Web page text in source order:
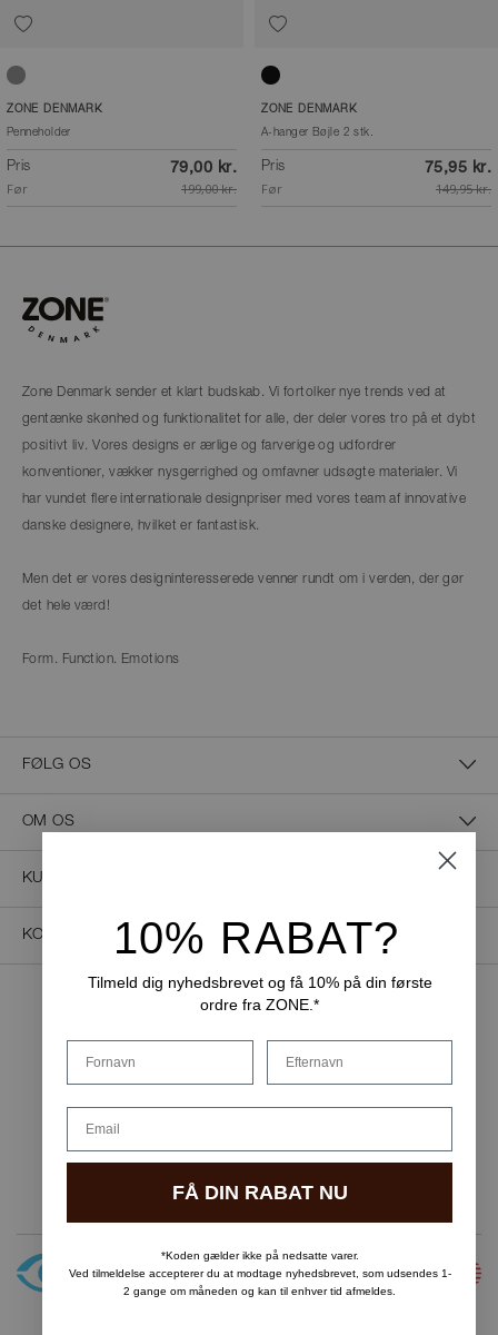
Pebble grey
ZONE DENMARK
Penneholder
Pris 79,00 kr.
Før 199,00 kr.
Black
ZONE DENMARK
A-hanger Bøjle 2 stk.
Pris 75,95 kr.
Før 149,95 kr.
Zone Denmark sender et klart budskab. Vi fortolker nye trends ved at
gentænke skønhed og funktionalitet for alle, der deler vores tro på et dybt
positivt liv. Vores designs er ærlige og farverige og udfordrer
konventioner, vækker nysgerrighed og omfavner udsøgte materialer. Vi
har vundet flere internationale designpriser med vores team af innovative
danske designere, hvilket er fantastisk.
Men det er vores designinteresserede venner rundt om i verden, der gør
det hele værd!
Form. Function. Emotions
FØLG OS
OM OS
KUNDESERVICE
KONTAKT OS10% RABAT?
Tilmeld dig nyhedsbrevet og få 10% på din første
ordre fra ZONE.*
Fornavn Efternavn
Email
FÅ DIN RABAT NU
*Koden gælder ikke på nedsatte varer.
Ved tilmeldelse accepterer du at modtage nyhedsbrevet, som udsendes 1-
2 gange om måneden og kan til enhver tid afmeldes.